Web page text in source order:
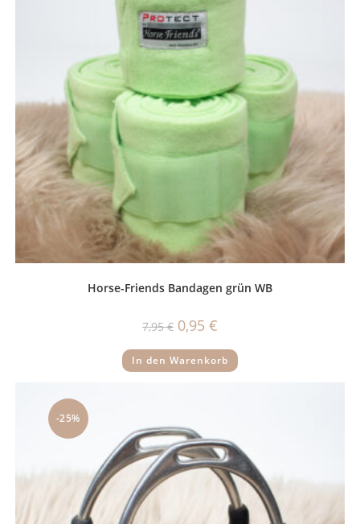
Horse-Friends Bandagen grün WB
7,95€ Ursprünglicher
Preis
7,95 €
0,95 €
0,95 €.
In den Warenkorb
-25%